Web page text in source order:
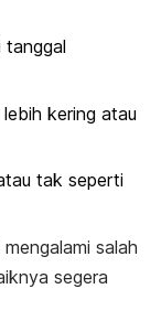
tanggal
kering atau
tak seperti
salah
segera